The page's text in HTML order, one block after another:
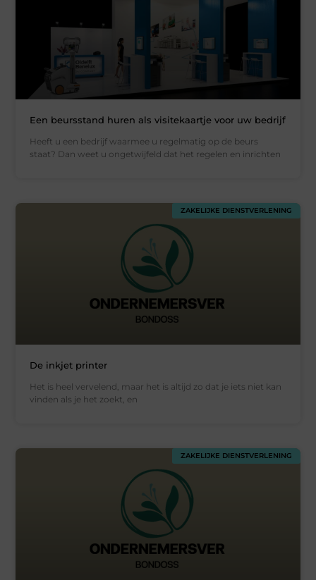
Een beursstand huren als visitekaartje voor uw bedrijf
Heeft u een bedrijf waarmee u regelmatig op de beurs
staat? Dan weet u ongetwijfeld dat het regelen en inrichten
ZAKELIJKE DIENSTVERLENING
De inkjet printer
Het is heel vervelend, maar het is altijd zo dat je iets niet kan
vinden als je het zoekt, en
ZAKELIJKE DIENSTVERLENING